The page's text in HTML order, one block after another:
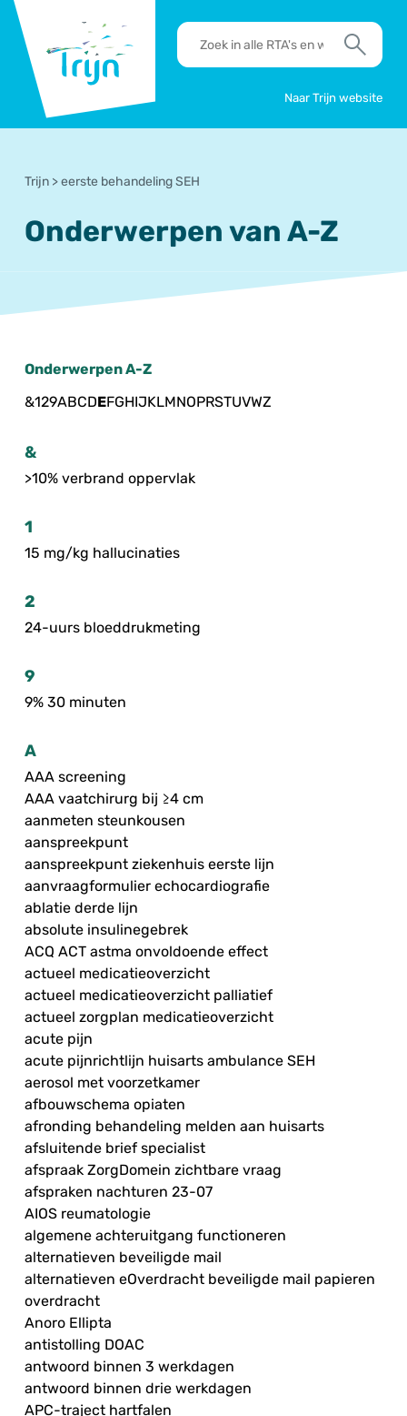
Trijn
RTA's
en
Zoek
Naar Trijn website
Trijn >eerste behandeling SEH
Onderwerpen van A-Z
Onderwerpen A-Z
&129ABCDEFGHIJKLMNOPRSTUVWZ
&
>10% verbrand oppervlak
1
15 mg/kg hallucinaties
2
24-uurs bloeddrukmeting
9
9% 30 minuten
A
AAA screening
AAA vaatchirurg bij ≥4 cm
aanmeten steunkousen
aanspreekpunt
aanspreekpunt ziekenhuis eerste lijn
aanvraagformulier echocardiografie
ablatie derde lijn
absolute insulinegebrek
ACQ ACT astma onvoldoende effect
actueel medicatieoverzicht
actueel medicatieoverzicht palliatief
actueel zorgplan medicatieoverzicht
acute pijn
acute pijnrichtlijn huisarts ambulance SEH
aerosol met voorzetkamer
afbouwschema opiaten
afronding behandeling melden aan huisarts
afsluitende brief specialist
afspraak ZorgDomein zichtbare vraag
afspraken nachturen 23-07
AIOS reumatologie
algemene achteruitgang functioneren
alternatieven beveiligde mail
alternatieven eOverdracht beveiligde mail papieren
overdracht
Anoro Ellipta
antistolling DOAC
antwoord binnen 3 werkdagen
antwoord binnen drie werkdagen
APC-traject hartfalen